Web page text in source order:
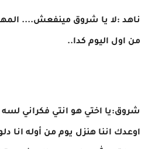
ناهد :لا يا شروق مينفعش.... المهم
من اول اليوم كدا..
شروق:يا اختي هو انتي فكراني
اوعدك اننا هنزل يوم من أوله انا